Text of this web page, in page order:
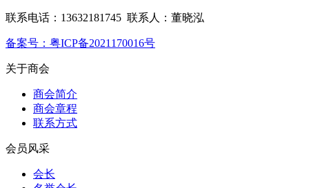
联系电话：13632181745 联系人：董晓泓
备案号：粤ICP备2021170016号
关于商会
商会简介
商会章程
联系方式
会员风采
会长